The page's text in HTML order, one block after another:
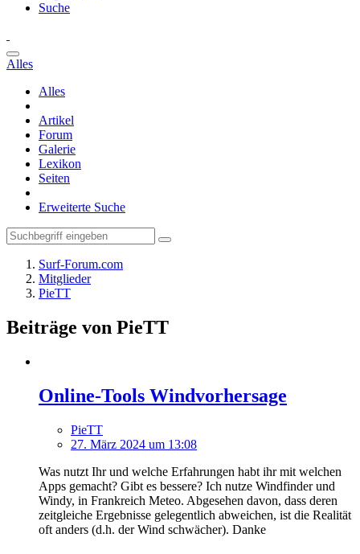
Suche
Alles
Alles
Artikel
Forum
Galerie
Lexikon
Seiten
Erweiterte Suche
Surf-Forum.com
Mitglieder
PieTT
Beiträge von PieTT
Online-Tools Windvorhersage
PieTT
27. März 2024 um 13:08
Was nutzt Ihr und welche Erfahrungen habt ihr mit welchen
Apps gemacht? Gibt es bessere? Ich nutze Windfinder und
Windy, in Frankreich Meteo. Abgesehen davon, dass deren
zeitgleiche Ergebnisse gelegentlich abweichen, ist die Realität
oft anders (d.h. der Wind schwächer). Danke